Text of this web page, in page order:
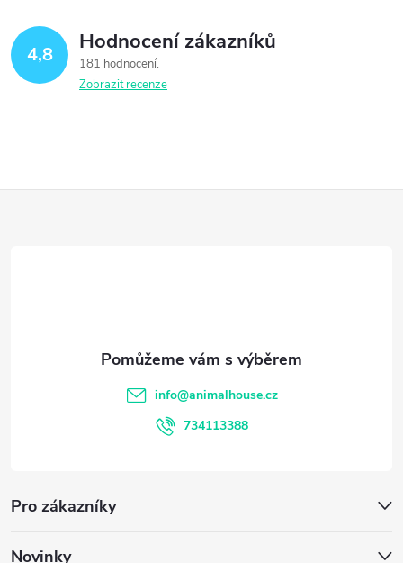
4,8 Hodnocení zákazníků
181 hodnocení
Zobrazit recenze
Pro zákazníky
Novinky
info@animalhouse.cz
734113388